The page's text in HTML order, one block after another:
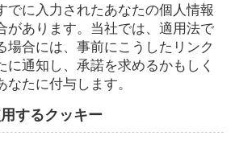
でに入力されたあなたの個人情報
があります。当社では、適用法で
場合には、事前にこうしたリンク
に通知し、承諾を求めるかもしく
たに付与します。
するクッキー